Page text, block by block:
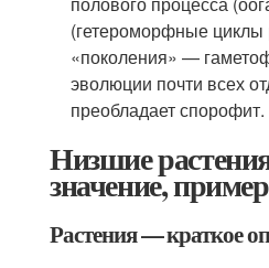
(гетероморфные циклы
«поколения» —
эволюции почти всех
преобладает спорофит.
Низшие
значение,
Растения — краткое